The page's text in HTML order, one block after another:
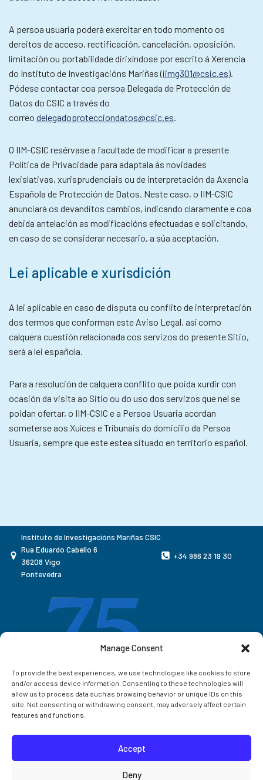
Manage Consent
To provide the best experiences, we use technologies like cookies to store
and/or access device information. Consenting to these technologies will
allow us to process data such as browsing behavior or unique IDs on this
site. Not consenting or withdrawing consent, may adversely affect certain
features and functions.
Accept
Deny
A persoa usuaria poderá exercitar en todo momento os
dereitos de acceso, rectificación, cancelación, oposición,
limitación ou portabilidade dirixíndose por escrito á Xerencia
do Instituto de Investigacións Mariñas (iimg301@csic.es).
Pódese contactar coa persoa Delegada de Protección de
Datos do CSIC a través do
correo delegadoprotecciondatos@csic.es.
O IIM-CSIC resérvase a facultade de modificar a presente
Política de Privacidade para adaptala ás novidades
lexislativas, xurisprudenciais ou de interpretación da Axencia
Española de Protección de Datos. Neste caso, o IIM-CSIC
anunciará os devanditos cambios, indicando claramente e coa
debida antelación as modificacións efectuadas e solicitando,
en caso de se considerar necesario, a súa aceptación.
Lei aplicable e xurisdición
A lei aplicable en caso de disputa ou conflito de interpretación
dos termos que conforman este Aviso Legal, así como
calquera cuestión relacionada cos servizos do presente Sitio,
será a lei española.
Para a resolución de calquera conflito que poida xurdir con
ocasión da visita ao Sitio ou do uso dos servizos que nel se
poidan ofertar, o IIM-CSIC e a Persoa Usuaria acordan
someterse aos Xuíces e Tribunais do domicilio da Persoa
Usuaria, sempre que este estea situado en territorio español.
Instituto de Investigacións Mariñas CSIC
Rua Eduardo Cabello 6
36208 Vigo
Pontevedra
+34 986 23 19 30
Correo IIM